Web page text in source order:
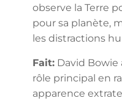
observe la Terre
pour sa planète,
les distractions
Fait: David Bowie
rôle principal en
apparence